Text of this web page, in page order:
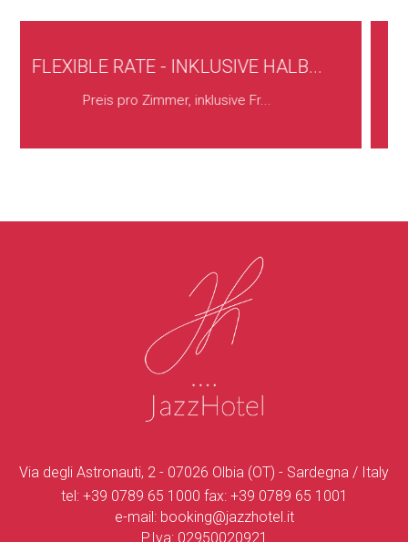
HALB... FALLENANGEBOT -FROM
Der Preis beinhaltet:
Via degli Astronauti, 2 - 07026 Olbia (OT) - Sardegna / Italy
tel: +39 0789 65 1000 fax: +39 0789 65 1001
e-mail: booking@jazzhotel.it
P.Iva: 02950020921